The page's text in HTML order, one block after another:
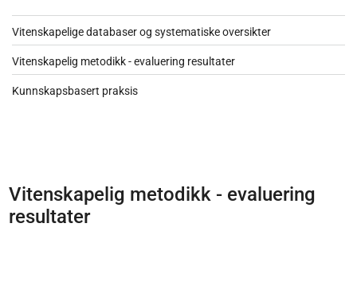
Vitenskapelige databaser og systematiske oversikter
Vitenskapelig metodikk - evaluering resultater
Kunnskapsbasert praksis
Vitenskapelig metodikk - evaluering
resultater